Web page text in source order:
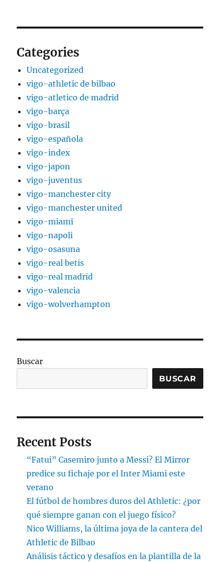
Categories
Uncategorized
vigo-athletic de bilbao
vigo-atletico de madrid
vigo-barça
vigo-brasil
vigo-española
vigo-index
vigo-japon
vigo-juventus
vigo-manchester city
vigo-manchester united
vigo-miami
vigo-napoli
vigo-osasuna
vigo-real betis
vigo-real madrid
vigo-valencia
vigo-wolverhampton
Buscar
BUSCAR
Recent Posts
“Fatui” Casemiro junto a Messi? El Mirror
predice su fichaje por el Inter Miami este
verano
El fútbol de hombres duros del Athletic: ¿por
qué siempre ganan con el juego físico?
Nico Williams, la última joya de la cantera del
Athletic de Bilbao
Análisis táctico y desafíos en la plantilla de la